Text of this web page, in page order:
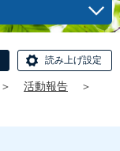
読み上げ設定
＞ 活動報告
＞